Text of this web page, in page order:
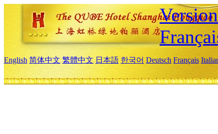
English 简体中文 繁體中文 日本語 한국어 Deutsch Français